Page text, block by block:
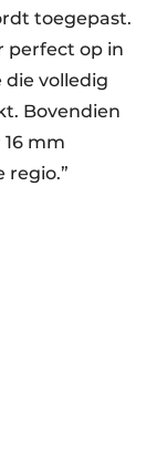
toegepast.
perfect op in
volledig
Bovendien
mm
regio.”